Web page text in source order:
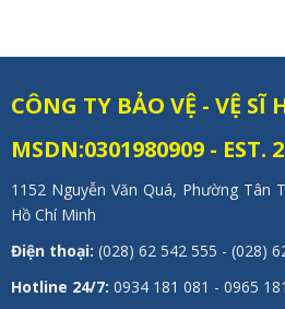
CÔNG TY BẢO VỆ - VỆ SĨ
MSDN:0301980909 - EST.
1152 Nguyễn Văn Quá, Phường Tân
Hồ Chí Minh
Điện thoại: (028) 62 542 555 - (028)
Hotline 24/7: 0934 181 081 - 0965